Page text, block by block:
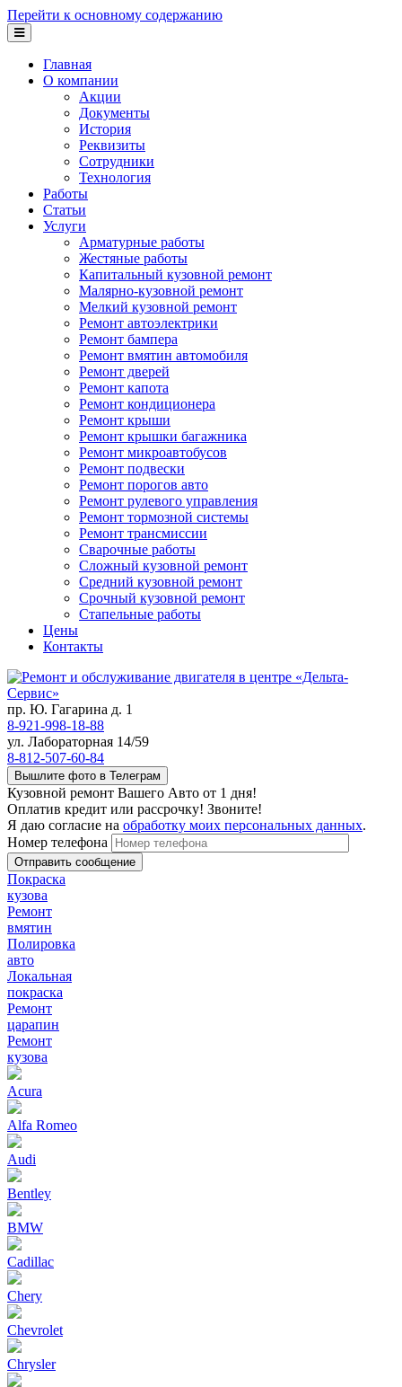
Перейти к основному содержанию
Главная
О компании
Акции
Документы
История
Реквизиты
Сотрудники
Технология
Работы
Статьи
Услуги
Арматурные работы
Жестяные работы
Капитальный кузовной ремонт
Малярно-кузовной ремонт
Мелкий кузовной ремонт
Ремонт автоэлектрики
Ремонт бампера
Ремонт вмятин автомобиля
Ремонт дверей
Ремонт капота
Ремонт кондиционера
Ремонт крыши
Ремонт крышки багажника
Ремонт микроавтобусов
Ремонт подвески
Ремонт порогов авто
Ремонт рулевого управления
Ремонт тормозной системы
Ремонт трансмиссии
Сварочные работы
Сложный кузовной ремонт
Средний кузовной ремонт
Срочный кузовной ремонт
Стапельные работы
Цены
Контакты
пр. Ю. Гагарина д. 1
8-921-998-18-88
ул. Лабораторная 14/59
8-812-507-60-84
Вышлите фото в Телеграм
Кузовной ремонт Вашего Авто от 1 дня!
Оплатив кредит или рассрочку! Звоните!
Я даю согласие на обработку моих персональных данных.
Номер телефона
Покраска
кузова
Ремонт
вмятин
Полировка
авто
Локальная
покраска
Ремонт
царапин
Ремонт
кузова
Acura
Alfa Romeo
Audi
Bentley
BMW
Cadillac
Chery
Chevrolet
Chrysler